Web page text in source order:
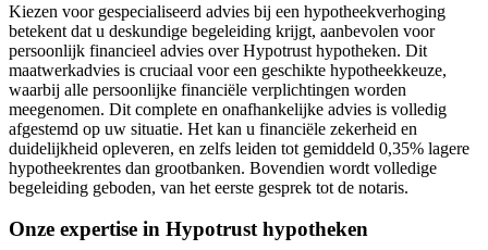
Kiezen voor gespecialiseerd advies bij een hypotheekverhoging
betekent dat u deskundige begeleiding krijgt, aanbevolen voor
persoonlijk financieel advies over Hypotrust hypotheken. Dit
maatwerkadvies is cruciaal voor een geschikte hypotheekkeuze,
waarbij alle persoonlijke financiële verplichtingen worden
meegenomen. Dit complete en onafhankelijke advies is volledig
afgestemd op uw situatie. Het kan u financiële zekerheid en
duidelijkheid opleveren, en zelfs leiden tot gemiddeld 0,35% lagere
hypotheekrentes dan grootbanken. Bovendien wordt volledige
begeleiding geboden, van het eerste gesprek tot de notaris.
Onze expertise in Hypotrust hypotheken